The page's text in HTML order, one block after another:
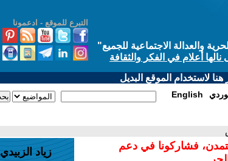
التبرع للموقع - ادعمونا
والعدالة الاجتماعية للجميع"
أعلام في الفكر والثقافة
لاستخدام الموقع البديل
English
فشاركونا في دعم
زياد الزبيدي